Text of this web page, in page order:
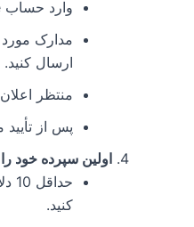
وارد حساب Binance خود شوید و به بخش تأیید بروید.
مدارک
ارسال کنید.
منتظر
پس از تأیید
اولین سپرده خود را
کنید.